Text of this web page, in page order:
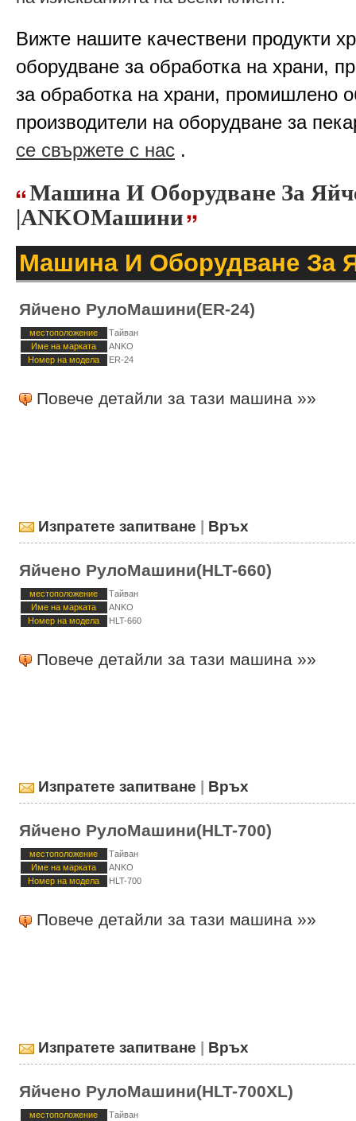
Вижте нашите качествени продукти
оборудване за обработка на храни,
за обработка на храни, промишлено
производители на оборудване за
се свържете с нас .
Машина И Оборудване За
|ANKOМашини
Машина И Оборудване За
Яйчено РулоМашини(ER-24)
местоположение
Тайван
Име на марката
ANKO
Номер на модела
ER-24
Повече детайли за тази машина »»
Изпратете запитване | Връх
Яйчено РулоМашини(HLT-660)
местоположение
Тайван
Име на марката
ANKO
Номер на модела
HLT-660
Повече детайли за тази машина »»
Изпратете запитване | Връх
Яйчено РулоМашини(HLT-700)
местоположение
Тайван
Име на марката
ANKO
Номер на модела
HLT-700
Повече детайли за тази машина »»
Изпратете запитване | Връх
Яйчено РулоМашини(HLT-700XL)
местоположение
Тайван